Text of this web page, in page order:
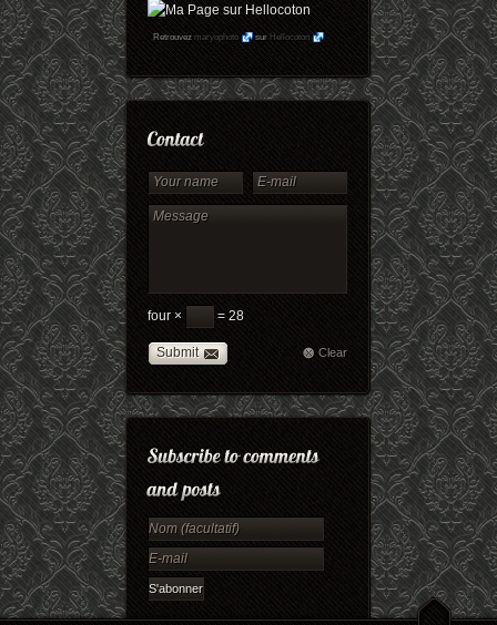
Retrouvezmaryophoto surHellocoton
four × = 28
Submit Clear